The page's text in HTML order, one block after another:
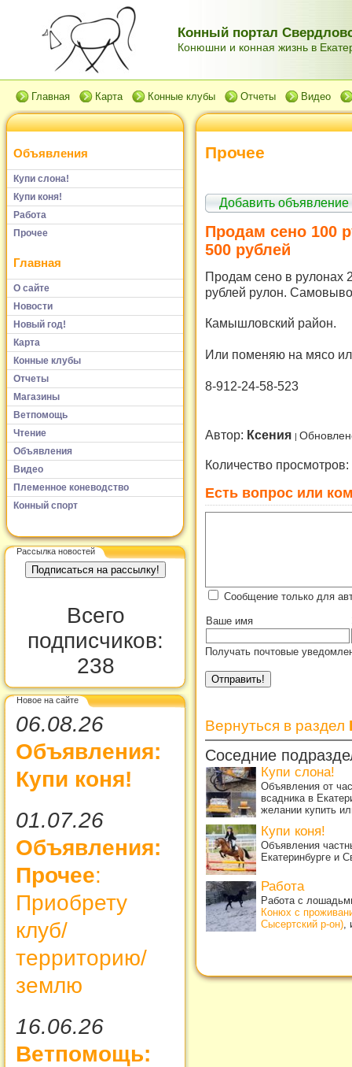
Конный портал
Конюшни и конная жизнь в
Главная Карта Конные клубы Отчеты Видео
Объявления
Купи слона!
Купи коня!
Работа
Прочее
Главная
О сайте
Новости
Новый год!
Карта
Конные клубы
Отчеты
Магазины
Ветпомощь
Чтение
Объявления
Видео
Племенное коневодство
Конный спорт
Рассылка новостей
Всего
подписчиков:
238
Новое на сайте
06.08.26
Объявления:
Купи коня!
01.07.26
Объявления:
Прочее:
Приобрету
клуб/
территорию/
землю
16.06.26
Ветпомощь:
Прочее
Добавить объявление
Продам сено 100
500 рублей
Продам сено в рулонах
рублей рулон.
Камышловский район.
Или поменяю на мясо
8-912-24-58-523
Автор: Ксения
Количество просмотров:
Есть вопрос или
Сообщение только для
Ваше имя
Получать почтовые
Вернуться в раздел
Соседние
Купи слона!
Объявления от
всадника в
желании купить
Купи коня!
Объявления
Екатеринбурге и
Работа
Работа с
Конюх с
Сысертский р-он)